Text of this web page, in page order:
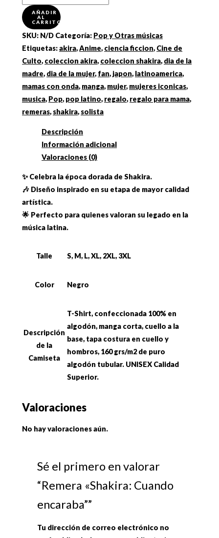
"Shakira:
Cuando
encaraba”
cantidad
AÑADIR
AL
CARRITO
SKU: N/D Categoría: Pop y Otras músicas
Etiquetas:akira,Anime, ciencia ficcion, Cine de
Culto, coleccion akira, coleccion shakira, dia de la
madre, dia de la mujer, fan, japon, latinoamerica,
mamas con onda, manga, mujer, mujeres iconicas,
musica, Pop, pop latino, regalo, regalo para mama,
remeras, shakira, solista
Descripción
Información adicional
Valoraciones (0)
✨ Celebra la época dorada de Shakira.
🎶 Diseño inspirado en su etapa de mayor calidad
artística.
🌟 Perfecto para quienes valoran su legado en la
música latina.
Talle S, M, L, XL, 2XL, 3XL
Color Negro
Descripción
de la
Camiseta
T-Shirt, confeccionada 100% en
algodón, manga corta, cuello a la
base, tapa costura en cuello y
hombros, 160 grs/m2 de puro
algodón tubular. UNISEX Calidad
Superior.
Valoraciones
No hay valoraciones aún.
Sé el primero en valorar
“Remera «Shakira: Cuando
encaraba””
Tu dirección de correo electrónico no